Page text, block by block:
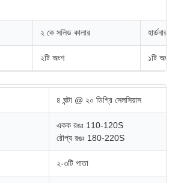
২ কে সলিড কালার হার্ডনার
২টি অংশ ১টি অংশ
৪ ঘন্টা @ ২০ ডিগ্রি সেলসিয়াস
একক রঙঃ 110-120S
রৌপ্য রঙঃ 180-220S
২-৩টি পাতা